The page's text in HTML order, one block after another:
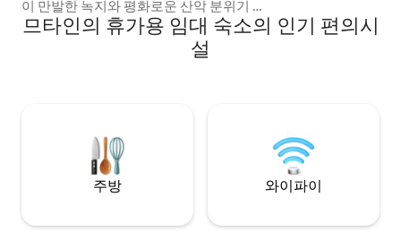
이 만발한 녹지와 평화로운 산악 분위기 📍
베이루트에서 15분, 브루마나 카페에서 5분
🍃 자연으로 둘러싸인 조용하고 한적한 휴
양지 🍽️ 편안한 가정식 식사를 위한 주방 시
봄 휴가에 적합합니다
므타인의 휴가용 임대 숙소의 인기 편의시
설
주방 와이파이